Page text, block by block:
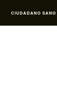
CIUDADANO SANO